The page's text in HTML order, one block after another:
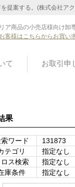
提案する。(株式会社ア
ア商品の小売店様向け卸
客様はこちらからお買い
て お取引申
果
ワード
131873
テゴリ
指定なし
ロス検索
指定なし
庫条件
指定なし